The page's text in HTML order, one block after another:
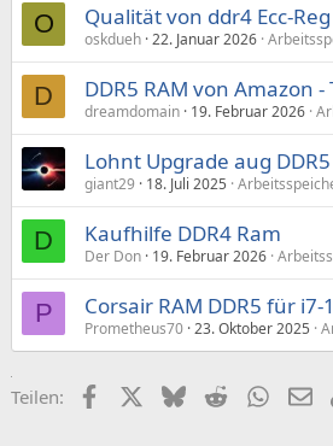
O Qualität von ddr4 Ecc-
oskdueh 22. Januar 2026
D DDR5 RAM von Amazon
dreamdomain 19. Februar 2026
Lohnt Upgrade aug DDR5
giant29 18. Juli 2025
D Kaufhilfe DDR4 Ram
Der Don 19. Februar 2026
P Corsair RAM DDR5 für i7-
Prometheus70 23. Oktober 2025
Teilen: FacebookX (Twitter)
BlueskyReddit E-